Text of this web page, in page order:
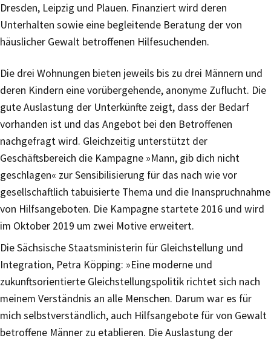
Dresden, Leipzig und Plauen. Finanziert wird deren
Unterhalten sowie eine begleitende Beratung der von
häuslicher Gewalt betroffenen Hilfesuchenden.
Die drei Wohnungen bieten jeweils bis zu drei Männern und
deren Kindern eine vorübergehende, anonyme Zuflucht. Die
gute Auslastung der Unterkünfte zeigt, dass der Bedarf
vorhanden ist und das Angebot bei den Betroffenen
nachgefragt wird. Gleichzeitig unterstützt der
Geschäftsbereich die Kampagne »Mann, gib dich nicht
geschlagen« zur Sensibilisierung für das nach wie vor
gesellschaftlich tabuisierte Thema und die Inanspruchnahme
von Hilfsangeboten. Die Kampagne startete 2016 und wird
im Oktober 2019 um zwei Motive erweitert.
Die Sächsische Staatsministerin für Gleichstellung und
Integration, Petra Köpping: »Eine moderne und
zukunftsorientierte Gleichstellungspolitik richtet sich nach
meinem Verständnis an alle Menschen. Darum war es für
mich selbstverständlich, auch Hilfsangebote für von Gewalt
betroffene Männer zu etablieren. Die Auslastung der